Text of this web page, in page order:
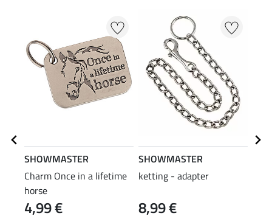
SHOWMASTER
Charm Once in a lifetime
horse
4,99 €
SHOWMASTER
ketting - adapter
8,99 €